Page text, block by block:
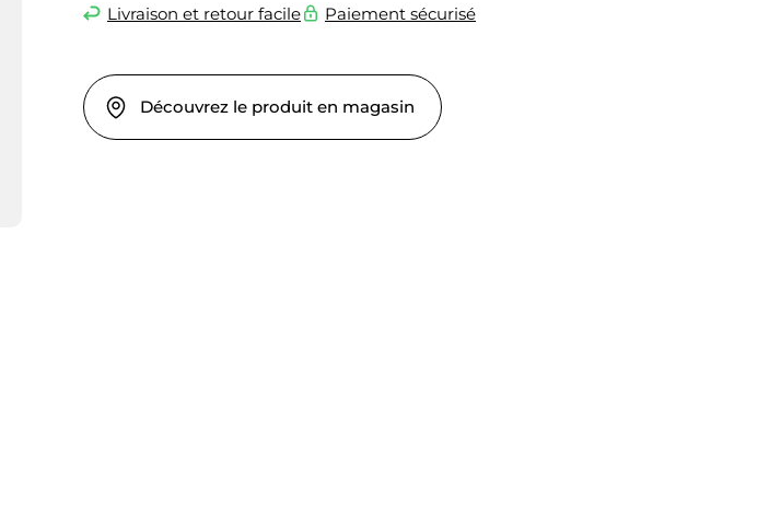
Livraison et retour facile Paiement sécurisé
Découvrez le produit en magasin